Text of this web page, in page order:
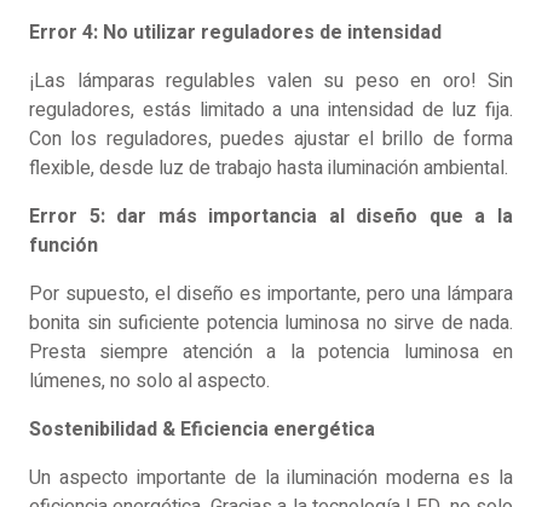
Error 4: No utilizar reguladores de intensidad
¡Las lámparas regulables valen su peso en oro! Sin
reguladores, estás limitado a una intensidad de luz fija.
Con los reguladores, puedes ajustar el brillo de forma
flexible, desde luz de trabajo hasta iluminación ambiental.
Error 5: dar más importancia al diseño que a la
función
Por supuesto, el diseño es importante, pero una lámpara
bonita sin suficiente potencia luminosa no sirve de nada.
Presta siempre atención a la potencia luminosa en
lúmenes, no solo al aspecto.
Sostenibilidad & Eficiencia energética
Un aspecto importante de la iluminación moderna es la